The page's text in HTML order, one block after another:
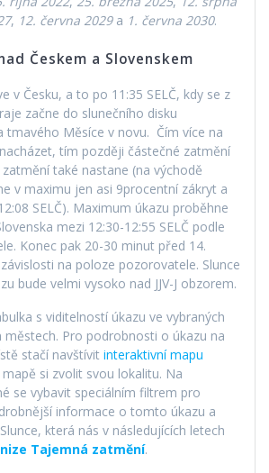
, 12. června 2029a 1. června 2030.
Českem a Slovenskem
v Česku, a to po 11:35 SELČ, kdy se z
začne do slunečního disku
tmavého Měsíce v novu. Čím více na
tím později částečné zatmění
také nastane (na východě
v maximu jen asi 9procentní zákryt a
SELČ). Maximum úkazu proběhne
mezi 12:30-12:55 SELČ podle
Konec pak 20-30 minut před 14.
na poloze pozorovatele. Slunce
bude velmi vysoko nad JJV-J obzorem.
s viditelností úkazu ve vybraných
městech. Pro podrobnosti o úkazu na
stačí navštívit interaktivní mapu
mapě si zvolit svou lokalitu. Na
se vybavit speciálním filtrem pro
informace o tomto úkazu a
která nás v následujících letech
Tajemná zatmění.